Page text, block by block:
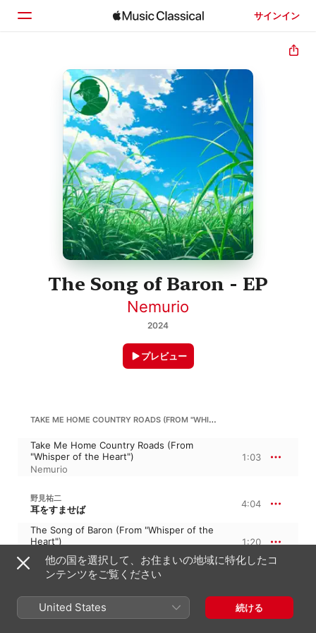
サインイン
ホーム
見つける
検索
The Song of Baron - EP
Nemurio
2024
プレビュー
TAKE ME HOME COUNTRY ROADS (FROM "WHISPER OF THE HEART")
Take Me Home Country Roads (From
"Whisper of the Heart")
Nemurio
1:03
野見祐二
耳をすませば 4:04
The Song of Baron (From "Whisper of the
Heart")
Nemurio
1:20
Forest of Anxiety (From "Whisper of the
Heart")
Canon (From "Whisper of the Heart")
1:13
他の国を選択して、お住まいの地域に特化したコ
ンテンツをご覧ください
United States 続ける